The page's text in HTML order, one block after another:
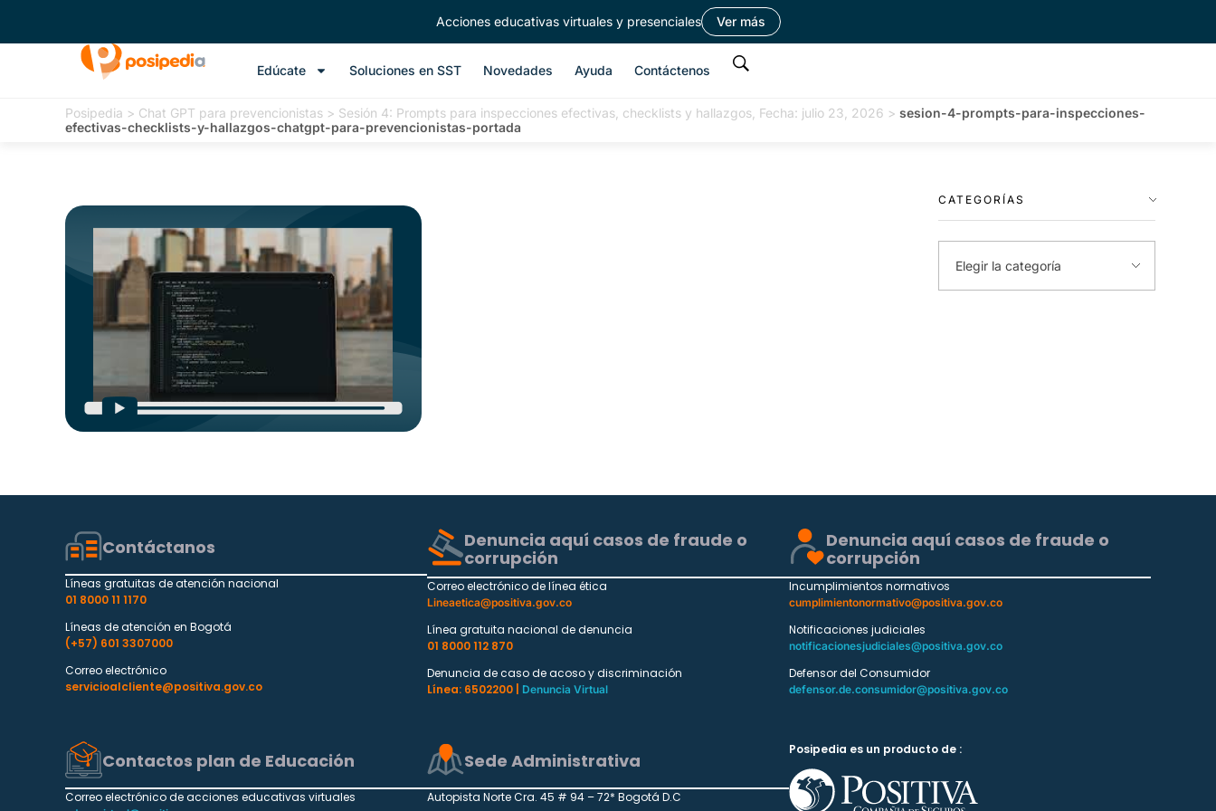
Acciones educativas virtuales y presenciales Ver más
Edúcate Soluciones en SST Novedades Ayuda Contáctenos
Posipedia > Chat GPT para prevencionistas > Sesión 4: Prompts para inspecciones efectivas, checklists y hallazgos, Fecha: julio 23, 2026 > sesion-4-prompts-para-inspecciones-
efectivas-checklists-y-hallazgos-chatgpt-para-prevencionistas-portada
CATEGORÍAS
Contáctanos
Líneas gratuitas de atención nacional
01 8000 11 1170
Líneas de atención en Bogotá
(+57) 601 3307000
Correo electrónico
servicioalcliente@positiva.gov.co
Denuncia aquí casos de fraude o
corrupción
Correo electrónico de línea ética
Lineaetica@positiva.gov.co
Línea gratuita nacional de denuncia
01 8000 112 870
Denuncia de caso de acoso y discriminación
Línea: 6502200 |
Denuncia Virtual
Denuncia aquí casos de fraude o
corrupción
Incumplimientos normativos
cumplimientonormativo@positiva.gov.co
Notificaciones judiciales
notificacionesjudiciales@positiva.gov.co
Defensor del Consumidor
defensor.de.consumidor@positiva.gov.co
Contactos plan de Educación
Correo electrónico de acciones educativas virtuales
Sede Administrativa
Autopista Norte Cra. 45 # 94 – 72* Bogotá D.C
Posipedia es un producto de :